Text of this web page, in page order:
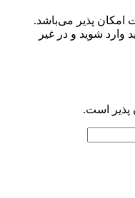
امکان پذیر می‌باشد.
شوید و در غیر
پذیر است.